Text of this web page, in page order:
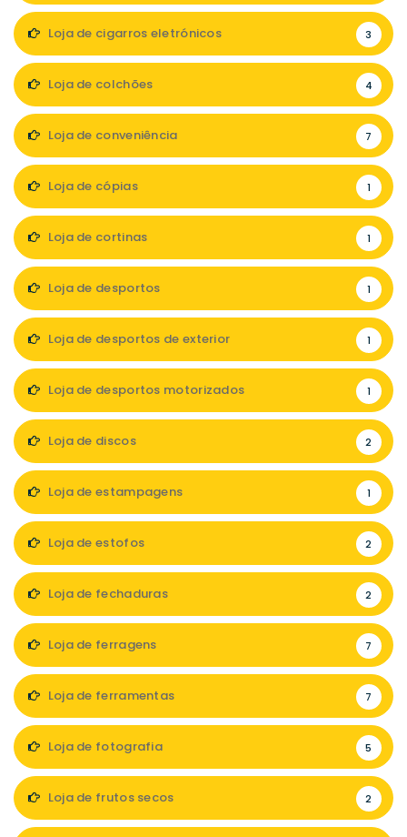
Loja de cigarros eletrónicos 3
Loja de colchões 4
Loja de conveniência 7
Loja de cópias 1
Loja de cortinas 1
Loja de desportos 1
Loja de desportos de exterior 1
Loja de desportos motorizados 1
Loja de discos 2
Loja de estampagens 1
Loja de estofos 2
Loja de fechaduras 2
Loja de ferragens 7
Loja de ferramentas 7
Loja de fotografia 5
Loja de frutos secos 2